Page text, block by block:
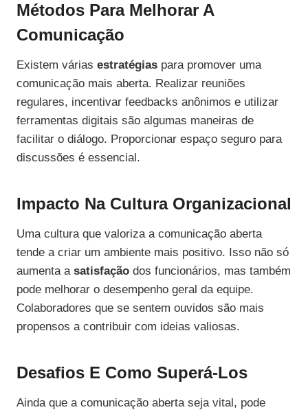
Métodos Para Melhorar A
Comunicação
Existem várias estratégias para promover uma
comunicação mais aberta. Realizar reuniões
regulares, incentivar feedbacks anônimos e utilizar
ferramentas digitais são algumas maneiras de
facilitar o diálogo. Proporcionar espaço seguro para
discussões é essencial.
Impacto Na Cultura Organizacional
Uma cultura que valoriza a comunicação aberta
tende a criar um ambiente mais positivo. Isso não só
aumenta a satisfação dos funcionários, mas também
pode melhorar o desempenho geral da equipe.
Colaboradores que se sentem ouvidos são mais
propensos a contribuir com ideias valiosas.
Desafios E Como Superá-Los
Ainda que a comunicação aberta seja vital, pode